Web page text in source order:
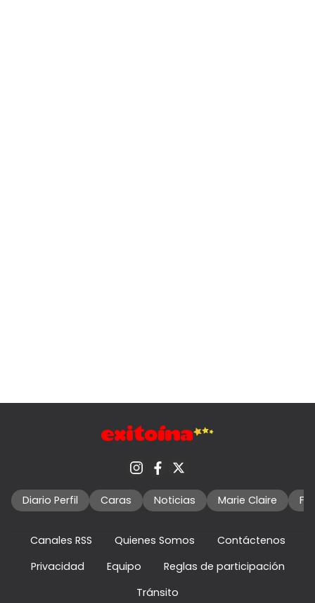
Diario Perfil Caras Noticias Marie Claire
Canales RSS Quienes Somos
Contáctenos
Privacidad
Equipo
Reglas de participación
Tránsito